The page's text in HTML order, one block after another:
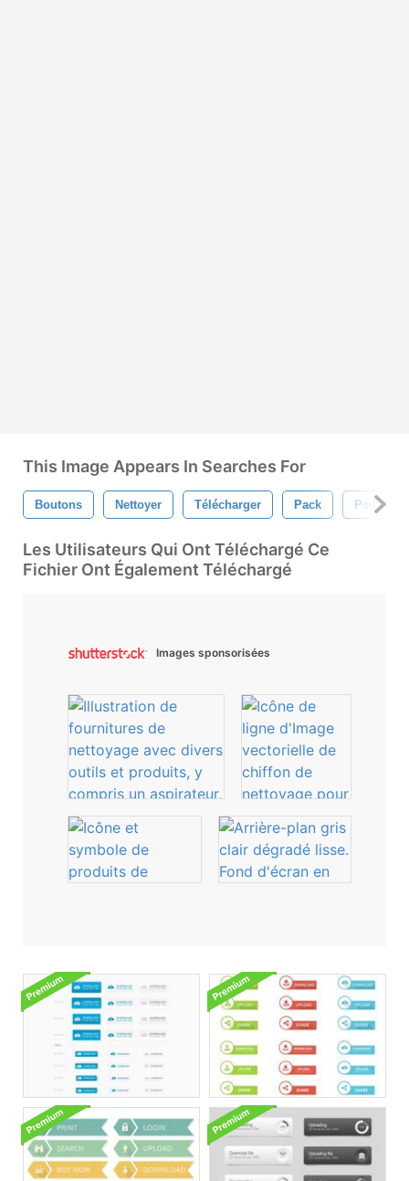
This Image Appears In Searches For
Boutons Nettoyer Télécharger Pack Psd
Les Utilisateurs Qui Ont Téléchargé Ce
Fichier Ont Également Téléchargé
Images sponsorisées